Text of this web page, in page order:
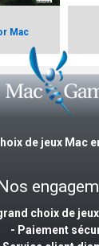
Mac
de jeux Mac
choix de
- Paiement